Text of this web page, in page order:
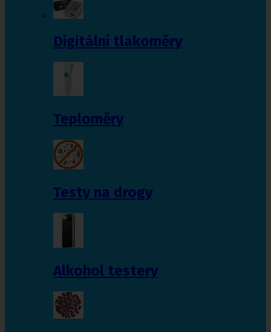
Digitální tlakoměry
Teploměry
Testy na drogy
Alkohol testery